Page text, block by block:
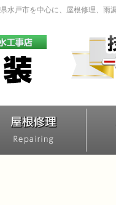
水戸市を中心に、屋根修理、雨